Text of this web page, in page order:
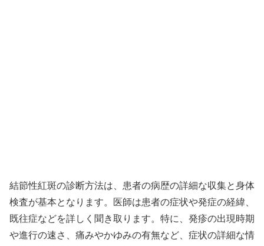
結節性紅斑の診断方法は、患者の病歴の詳細な収集と身体
検査が基本となります。医師は患者の症状や発症の経緯、
既往症などを詳しく聞き取ります。特に、発疹の出現時期
や進行の速さ、痛みやかゆみの有無など、症状の詳細な情